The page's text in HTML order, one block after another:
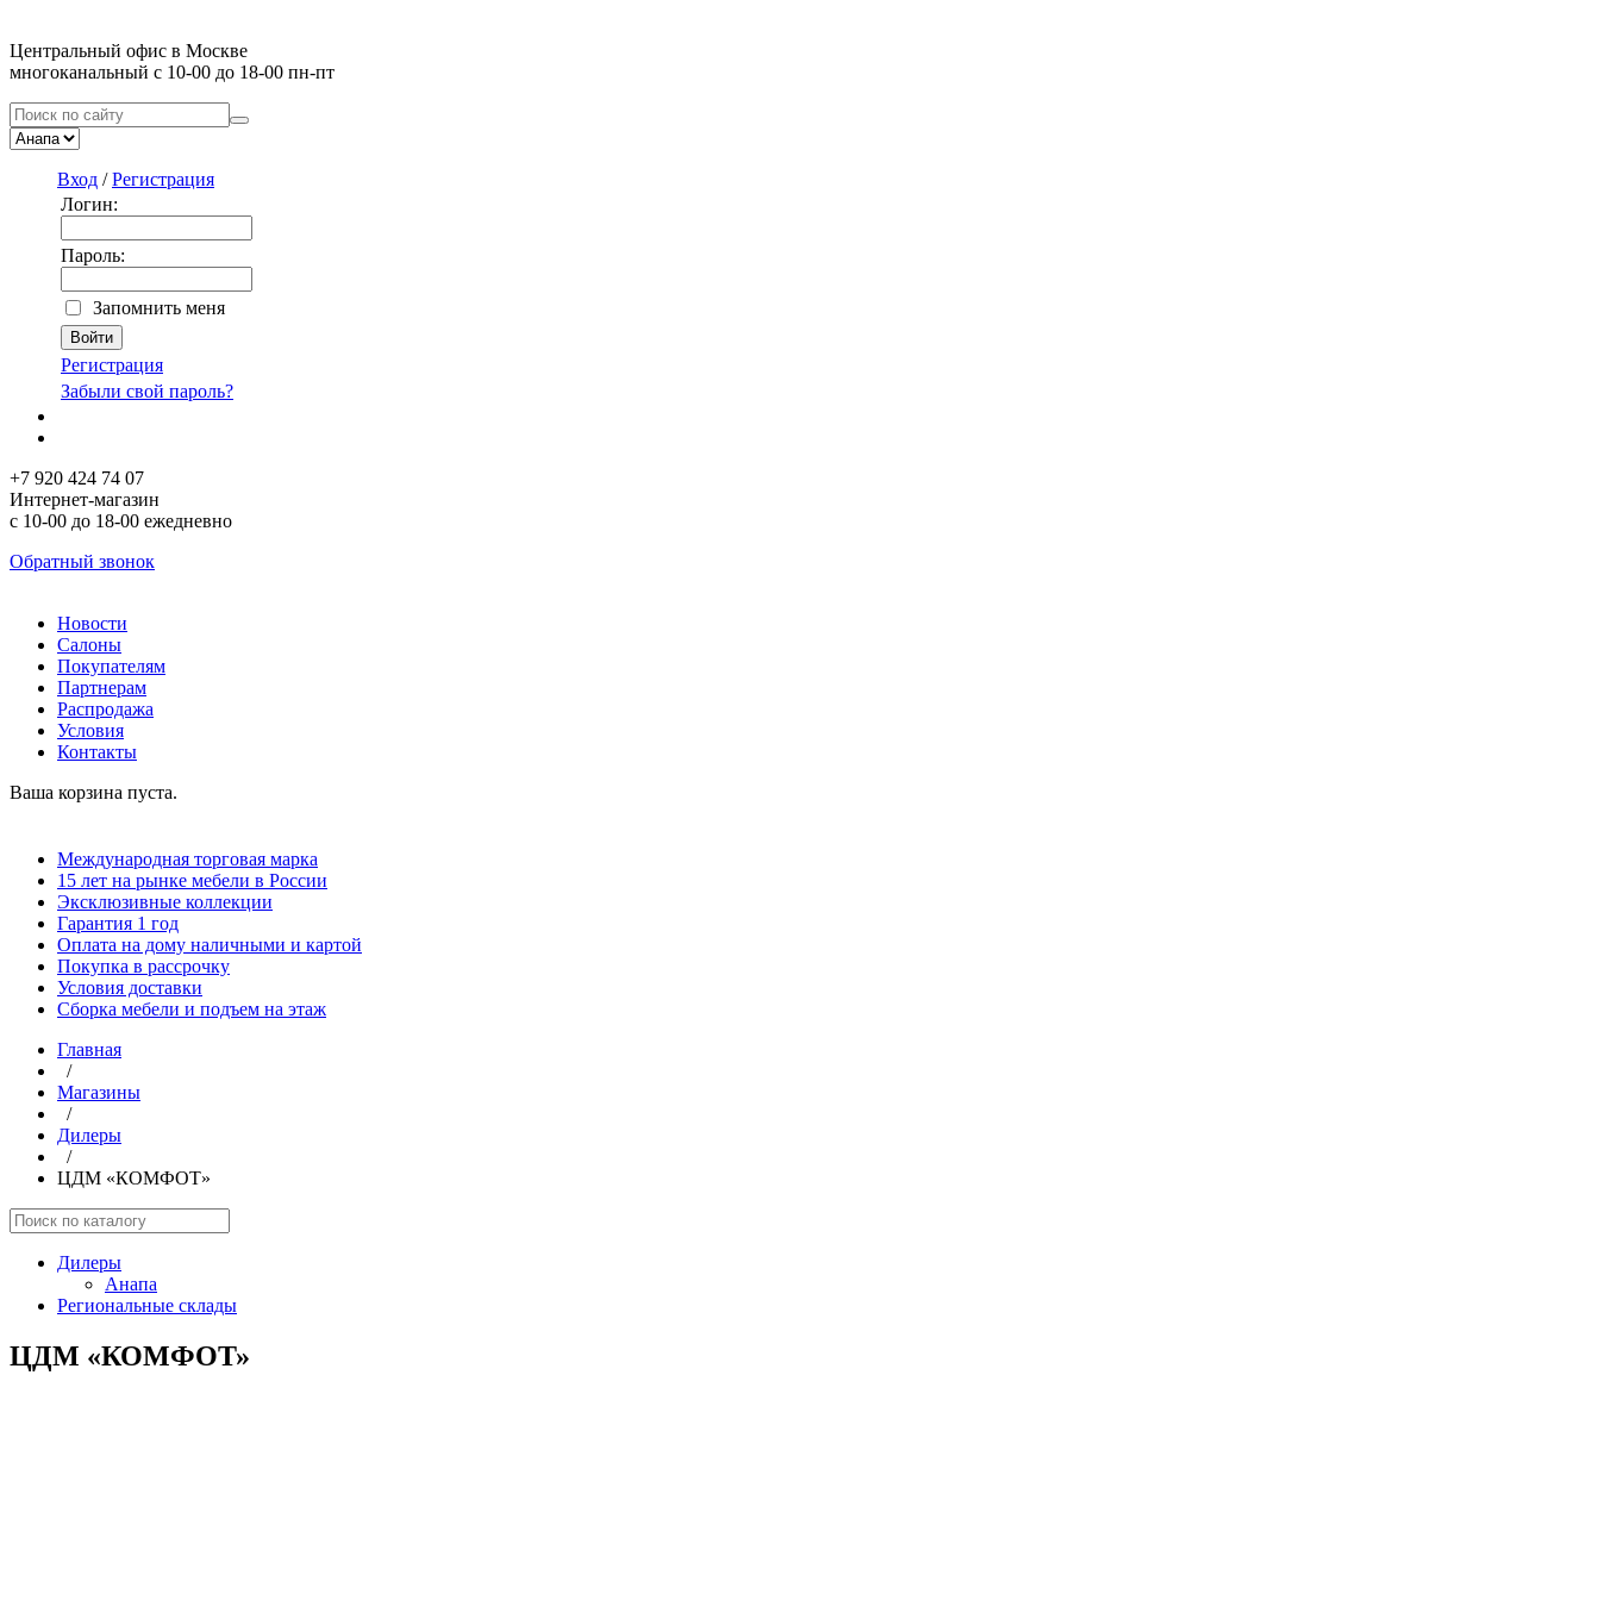
Центральный офис в Москве
многоканальный с 10-00 до 18-00 пн-пт
Вход /Регистрация
Логин:
Пароль:
Запомнить меня
Регистрация
Забыли свой пароль?
+7 920 424 74 07
Интернет-магазин
с 10-00 до 18-00 ежедневно
Обратный звонок
Новости
Салоны
Покупателям
Партнерам
Распродажа
Условия
Контакты
Ваша корзина пуста.
Международная торговая марка
15 лет на рынке мебели в России
Эксклюзивные коллекции
Гарантия 1 год
Оплата на дому наличными и картой
Покупка в рассрочку
Условия доставки
Сборка мебели и подъем на этаж
Главная
/
Магазины
/
Дилеры
/
ЦДМ «КОМФОТ»
Дилеры
Анапа
Региональные склады
ЦДМ «КОМФОТ»